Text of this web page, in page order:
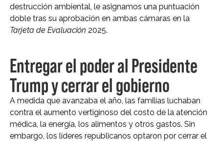
destrucción ambiental, le asignamos una puntuación
doble tras su aprobación en ambas cámaras en la
Tarjeta de Evaluación 2025.
Entregar el poder al Presidente
Trump y cerrar el gobierno
A medida que avanzaba el año, las familias luchaban
contra el aumento vertiginoso del costo de la atención
médica, la energía, los alimentos y otros gastos. Sin
embargo, los líderes republicanos optaron por cerrar el